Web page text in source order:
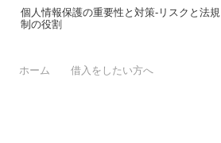
個人情報保護の重要性と対策-リスクと法規
制の役割
ホーム 借入をしたい方へ